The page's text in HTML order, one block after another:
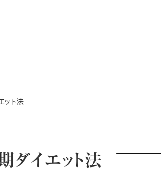
ト法
イエット法